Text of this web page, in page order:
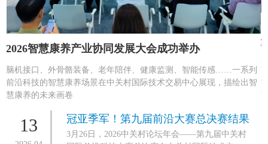
2026智慧康养产业协同发展大会成功举办
脑机接口、外骨骼装备、老年陪伴、健康监测、智能传感……一系列
前沿科技的智慧康养场景在中关村国际技术交易中心展现，描绘出智
慧康养的未来画卷
13
冠亚季军！第九届前沿大赛总决赛结果
揭晓
3月26日，2026中关村论坛年会——第九届中关村